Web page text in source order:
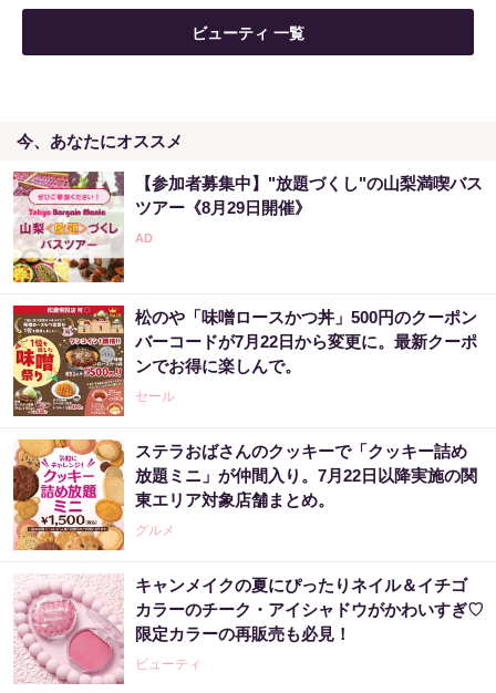
ビューティ 一覧
今、あなたにオススメ
【参加者募集中】"放題づくし"の山梨満喫バス
ツアー《8月29日開催》
松のや「味噌ロースかつ丼」500円のクーポン
バーコードが7月22日から変更に。最新クーポ
ンでお得に楽しんで。
セール
ステラおばさんのクッキーで「クッキー詰め
放題ミニ」が仲間入り。7月22日以降実施の関
東エリア対象店舗まとめ。
グルメ
キャンメイクの夏にぴったりネイル＆イチゴ
カラーのチーク・アイシャドウがかわいすぎ♡
限定カラーの再販売も必見！
ビューティ